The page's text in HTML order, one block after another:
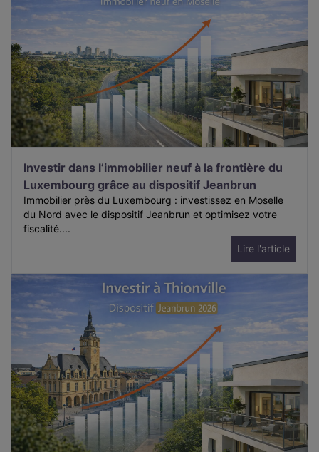
Investir dans l’immobilier neuf à la frontière du
Luxembourg grâce au dispositif Jeanbrun
Immobilier près du Luxembourg : investissez en Moselle
du Nord avec le dispositif Jeanbrun et optimisez votre
fiscalité....
Lire l'article